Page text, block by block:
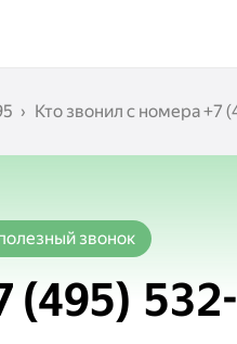
Кто звонил с номера+7
звонок
(495)